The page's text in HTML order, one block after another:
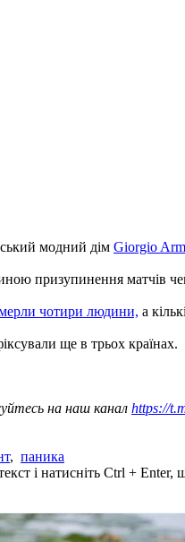
модний дім Giorgio
призупинення матчів
чотири людини, а
ще в трьох країнах.
на наш канал https://
, паника
і натисніть Ctrl +